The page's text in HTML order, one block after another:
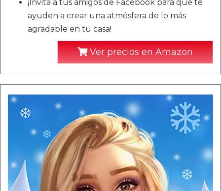
¡Invita a tus amigos de Facebook para que te
ayuden a crear una atmósfera de lo más
agradable en tu casa!
Ver precios en Amazon